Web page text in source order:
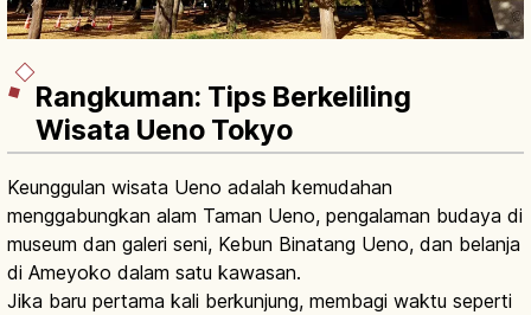
Rangkuman: Tips Berkeliling
Wisata Ueno Tokyo
Keunggulan wisata Ueno adalah kemudahan
menggabungkan alam Taman Ueno, pengalaman budaya di
museum dan galeri seni, Kebun Binatang Ueno, dan belanja
di Ameyoko dalam satu kawasan.
Jika baru pertama kali berkunjung, membagi waktu seperti